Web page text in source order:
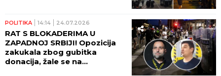
POLITIKA 14:14 24.07.2026
RAT S BLOKADERIMA U
ZAPADNOJ SRBIJI! Opozicija
zakukala zbog gubitka
donacija, žale se na